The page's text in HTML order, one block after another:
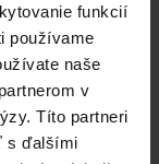
funkcií
používame
naše
v
Títo partneri
s ďalšími
17,92 EUR
Do košíka